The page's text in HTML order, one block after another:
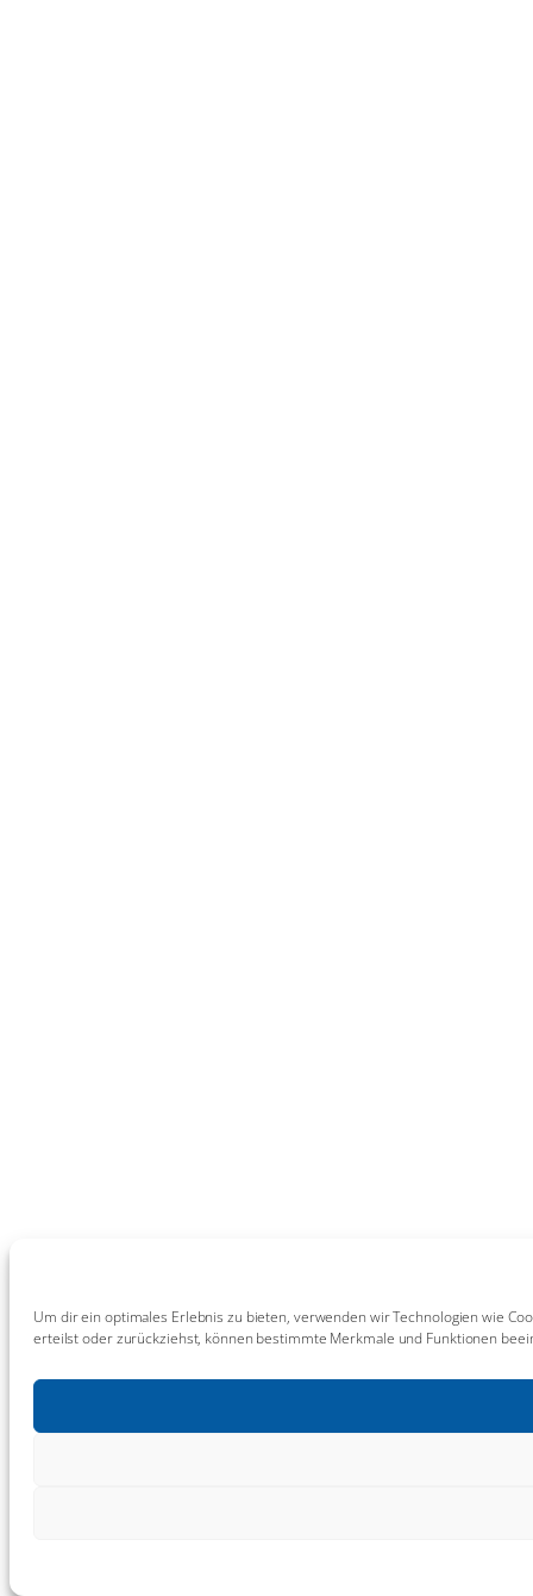
Um dir ein optimales Erlebnis zu bieten, verwenden wir Technologien wie
erteilst oder zurückziehst, können bestimmte Merkmale und Funktionen